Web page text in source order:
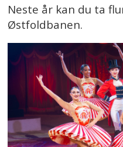
Neste år kan du ta
Østfoldbanen.